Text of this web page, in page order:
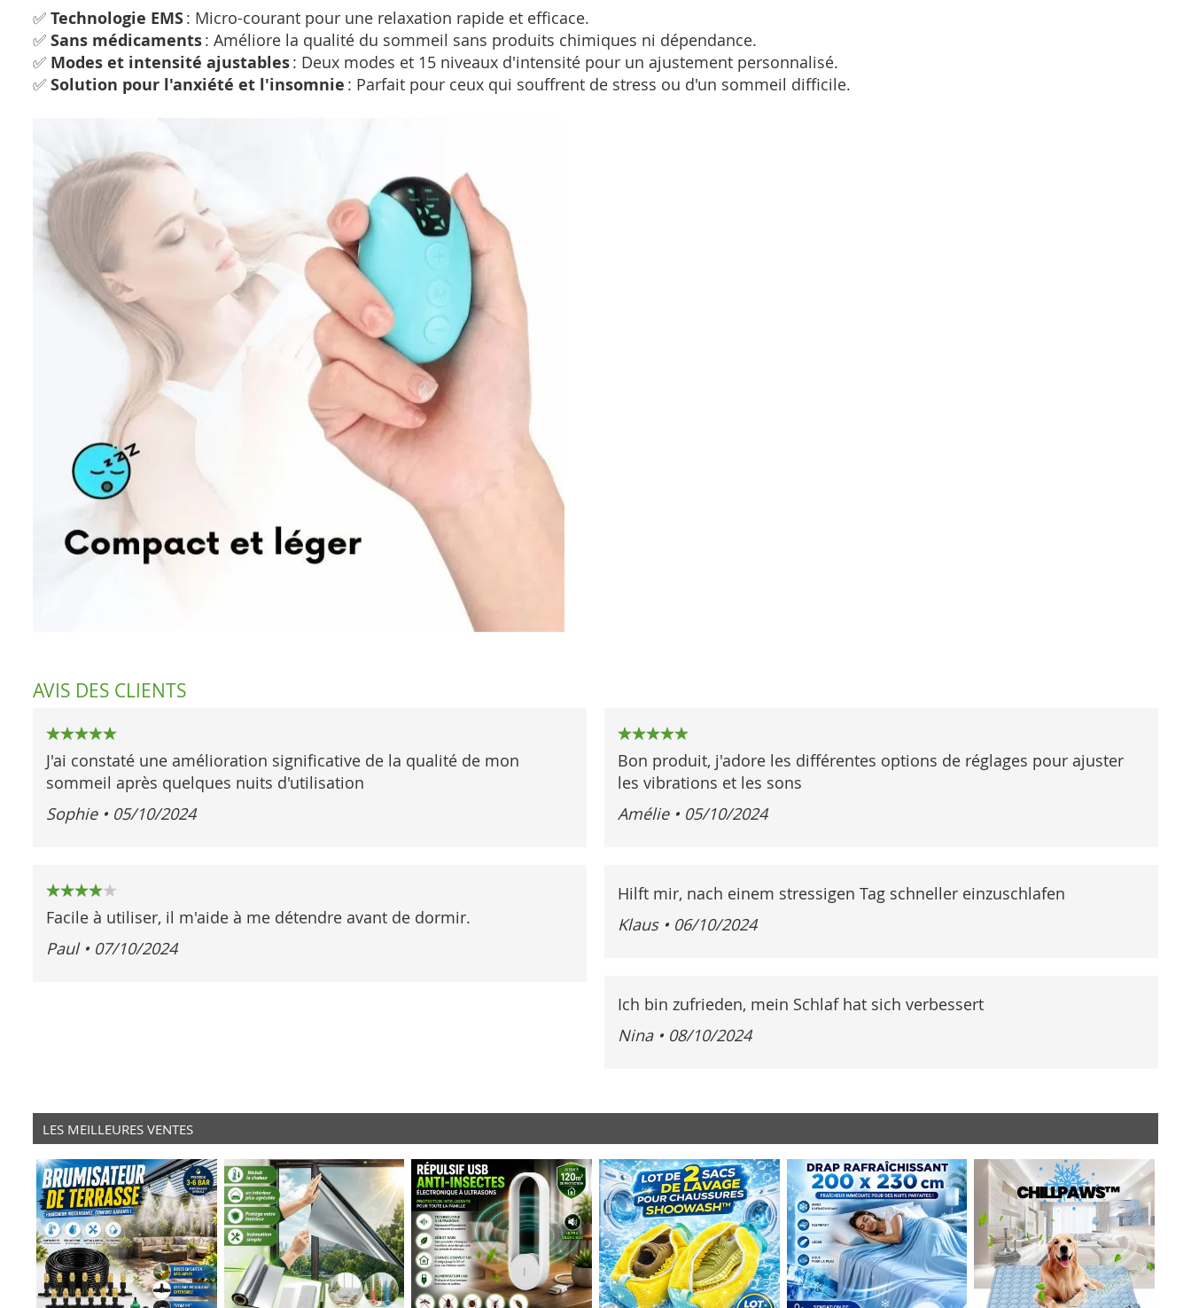
✅ Technologie EMS: Micro-courant pour une relaxation rapide et efficace.
✅ Sans médicaments: Améliore la qualité du sommeil sans produits chimiques ni dépendance.
✅ Modes et intensité ajustables: Deux modes et 15 niveaux d'intensité pour un ajustement personnalisé.
✅ Solution pour l'anxiété et l'insomnie : Parfait pour ceux qui souffrent de stress ou d'un sommeil difficile.
AVIS DES CLIENTS
100%
J'ai constaté une amélioration significative de la qualité de mon
sommeil après quelques nuits d'utilisation
Sophie • 05/10/2024
80%
Facile à utiliser, il m'aide à me détendre avant de dormir.
Paul • 07/10/2024
100%
Bon produit, j'adore les différentes options de réglages pour ajuster
les vibrations et les sons
Amélie • 05/10/2024
Hilft mir, nach einem stressigen Tag schneller einzuschlafen
Klaus • 06/10/2024
Ich bin zufrieden, mein Schlaf hat sich verbessert
Nina • 08/10/2024
LES MEILLEURES VENTES